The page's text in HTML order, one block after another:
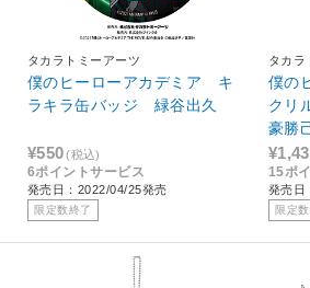
タカラトミーアーツ
僕のヒーローアカデミア キ
ラキラ缶バッジ 緑谷出久
¥550 (税込)
6ポイントサービス
発売日：2022/04/25発売
限定数終了
タカラ
僕の
クリ
豪勝
15ポ
発売日
限定